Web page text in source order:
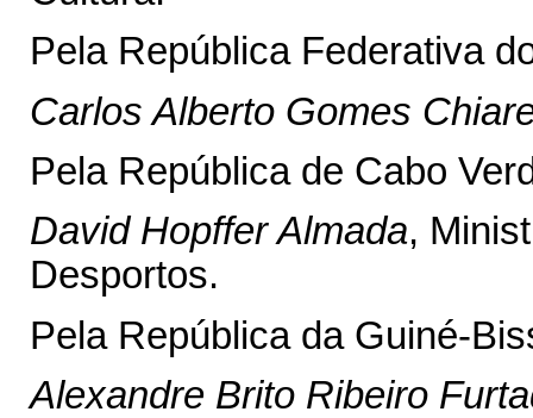
Pela República Federativa
Carlos Alberto Gomes
Pela República de Cabo
David Hopffer Almada,
Desportos.
Pela República da Guiné-
Alexandre Brito Ribeiro